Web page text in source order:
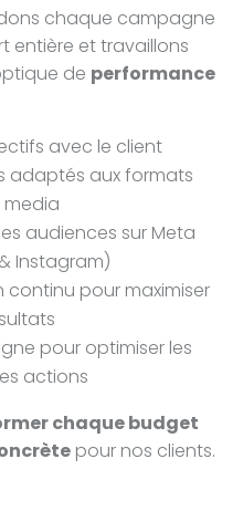
chaque campagne
entière et travaillons
de performance
avec le client
adaptés aux formats
media
audiences sur Meta
Instagram)
continu pour maximiser
pour optimiser les
actions
chaque budget
pour nos clients.